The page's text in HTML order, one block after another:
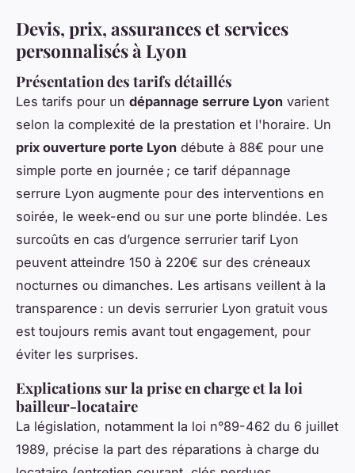
Devis, prix, assurances et services
personnalisés à Lyon
Présentation des tarifs détaillés
Les tarifs pour un dépannage serrure Lyon varient
selon la complexité de la prestation et l'horaire. Un
prix ouverture porte Lyon débute à 88€ pour une
simple porte en journée ; ce tarif dépannage
serrure Lyon augmente pour des interventions en
soirée, le week-end ou sur une porte blindée. Les
surcoûts en cas d’urgence serrurier tarif Lyon
peuvent atteindre 150 à 220€ sur des créneaux
nocturnes ou dimanches. Les artisans veillent à la
transparence : un devis serrurier Lyon gratuit vous
est toujours remis avant tout engagement, pour
éviter les surprises.
Explications sur la prise en charge et la loi
bailleur-locataire
La législation, notamment la loi n°89-462 du 6 juillet
1989, précise la part des réparations à charge du